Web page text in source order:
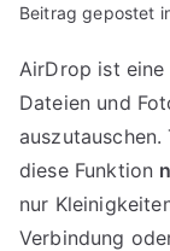
Beitrag gepostet
AirDrop ist
Dateien und
diese Funktion
nur
Verbindung